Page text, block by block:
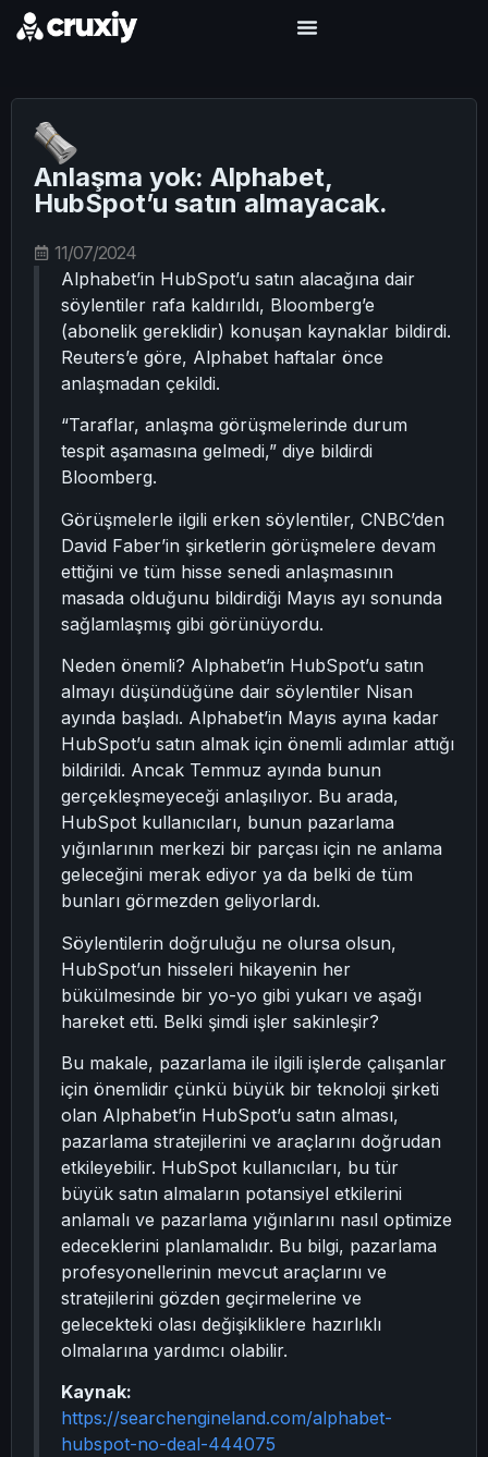
Anlaşma yok: Alphabet,
HubSpot’u satın almayacak.
11/07/2024
Alphabet’in HubSpot’u satın alacağına dair
söylentiler rafa kaldırıldı, Bloomberg’e
(abonelik gereklidir) konuşan kaynaklar bildirdi.
Reuters’e göre, Alphabet haftalar önce
anlaşmadan çekildi.
“Taraflar, anlaşma görüşmelerinde durum
tespit aşamasına gelmedi,” diye bildirdi
Bloomberg.
Görüşmelerle ilgili erken söylentiler, CNBC’den
David Faber’in şirketlerin görüşmelere devam
ettiğini ve tüm hisse senedi anlaşmasının
masada olduğunu bildirdiği Mayıs ayı sonunda
sağlamlaşmış gibi görünüyordu.
Neden önemli? Alphabet’in HubSpot’u satın
almayı düşündüğüne dair söylentiler Nisan
ayında başladı. Alphabet’in Mayıs ayına kadar
HubSpot’u satın almak için önemli adımlar attığı
bildirildi. Ancak Temmuz ayında bunun
gerçekleşmeyeceği anlaşılıyor. Bu arada,
HubSpot kullanıcıları, bunun pazarlama
yığınlarının merkezi bir parçası için ne anlama
geleceğini merak ediyor ya da belki de tüm
bunları görmezden geliyorlardı.
Söylentilerin doğruluğu ne olursa olsun,
HubSpot’un hisseleri hikayenin her
bükülmesinde bir yo-yo gibi yukarı ve aşağı
hareket etti. Belki şimdi işler sakinleşir?
Bu makale, pazarlama ile ilgili işlerde çalışanlar
için önemlidir çünkü büyük bir teknoloji şirketi
olan Alphabet’in HubSpot’u satın alması,
pazarlama stratejilerini ve araçlarını doğrudan
etkileyebilir. HubSpot kullanıcıları, bu tür
büyük satın almaların potansiyel etkilerini
anlamalı ve pazarlama yığınlarını nasıl optimize
edeceklerini planlamalıdır. Bu bilgi, pazarlama
profesyonellerinin mevcut araçlarını ve
stratejilerini gözden geçirmelerine ve
gelecekteki olası değişikliklere hazırlıklı
olmalarına yardımcı olabilir.
Kaynak:
https://searchengineland.com/alphabet-
hubspot-no-deal-444075